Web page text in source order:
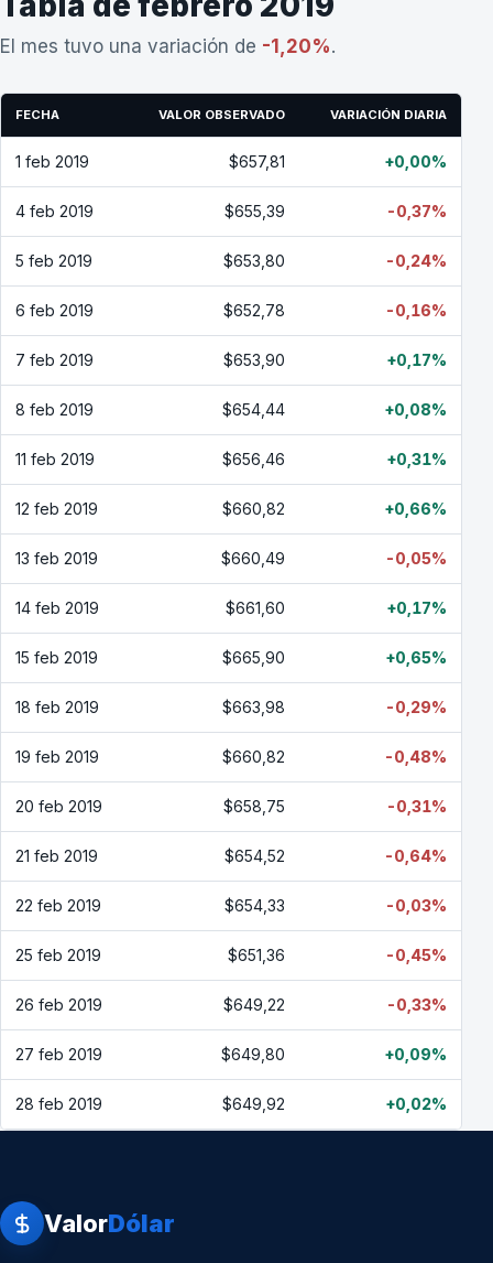
El mes tuvo una variación de -1,20%.
FECHA VALOR OBSERVADO VARIACIÓN DIARIA
1 feb 2019 $657,81 +0,00%
4 feb 2019 $655,39 -0,37%
5 feb 2019 $653,80 -0,24%
6 feb 2019 $652,78 -0,16%
7 feb 2019 $653,90 +0,17%
8 feb 2019 $654,44 +0,08%
11 feb 2019 $656,46 +0,31%
12 feb 2019 $660,82 +0,66%
13 feb 2019 $660,49 -0,05%
14 feb 2019 $661,60 +0,17%
15 feb 2019 $665,90 +0,65%
18 feb 2019 $663,98 -0,29%
19 feb 2019 $660,82 -0,48%
20 feb 2019 $658,75 -0,31%
21 feb 2019 $654,52 -0,64%
22 feb 2019 $654,33 -0,03%
25 feb 2019 $651,36 -0,45%
26 feb 2019 $649,22 -0,33%
27 feb 2019 $649,80 +0,09%
28 feb 2019 $649,92 +0,02%
ValorDólar